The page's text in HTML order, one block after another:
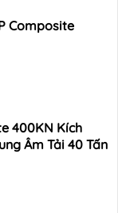
Composite
400KN Kích
Âm Tải 40 Tấn